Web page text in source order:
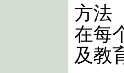
方法
在每
及教